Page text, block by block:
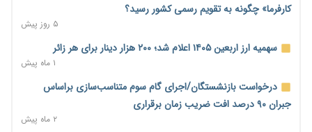
رصد زنجیره معاملات برای شناسایی تخلفات مالی و جریان‌های
مشکوک
بیش از ۶۰ درصد ناوگان حمل‌ونقل جنوب زیر ضرب جنگ رفت/
بازسازی خسارت‌های تعاونی‌ها ۲ تا ۳ سال زمان می‌برد
کارفرما» چگونه به تقویم رسمی کشور رسید؟
۵ روز پیش
سهمیه ارز اربعین ۱۴۰۵ اعلام شد؛ ۲۰۰ هزار دینار برای هر زائر
۱ ماه پیش
درخواست بازنشستگان/اجرای گام سوم متناسب‌سازی براساس
جبران ۹۰ درصد افت ضریب زمان برقراری
۲ ماه پیش